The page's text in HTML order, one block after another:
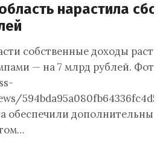
нарастила
собственные доходы
— на 7 млрд рублей. Фото:
обеспечили дополнительные